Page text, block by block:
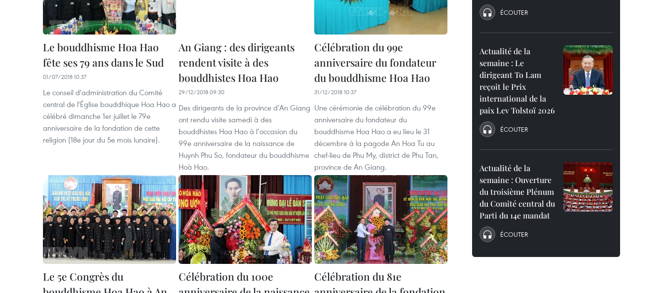
Le bouddhisme Hoa Hao
fête ses 79 ans dans le Sud
01/07/2018 10:37
Le conseil d'administration du Comité
central de l'Église bouddhique Hoa Hao a
célébré dimanche 1er juillet le 79e
anniversaire de la fondation de cette
religion (18e jour du 5e mois lunaire).
An Giang : des dirigeants
rendent visite à des
bouddhistes Hoa Hao
29/12/2018 09:30
Des dirigeants de la province d’An Giang
ont rendu visite samedi à des
bouddhistes Hoa Hao à l’occasion du
99e anniversaire de la naissance de
Huynh Phu So, fondateur du bouddhisme
Hoà Hao.
Célébration du 99e
anniversaire du fondateur
du bouddhisme Hoa Hao
31/12/2018 10:37
Une cérémonie de célébration du 99e
anniversaire du fondateur du
bouddhisme Hoa Hao a eu lieu le 31
décembre à la pagode An Hoa Tu au
chef-lieu de Phu My, district de Phu Tan,
province de An Giang.
Le 5e Congrès du
Célébration du 100e
Célébration du 81e
ÉCOUTER
Actualité de la
semaine : Le
dirigeant To Lam
reçoit le Prix
international de la
paix Lev Tolstoï 2026
ÉCOUTER
Actualité de la
semaine : Ouverture
du troisième Plénum
du Comité central du
Parti du 14e mandat
ÉCOUTER